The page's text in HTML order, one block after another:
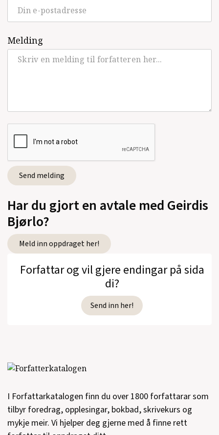
Melding
Har du gjort en avtale med Geirdis
Bjørlo?
Meld inn oppdraget her!
Forfattar og vil gjere endingar på sida
di?
Send inn her!
I Forfattarkatalogen finn du over 1800 forfattarar som
tilbyr foredrag, opplesingar, bokbad, skrivekurs og
mykje meir. Vi hjelper deg gjerne med å finne rett